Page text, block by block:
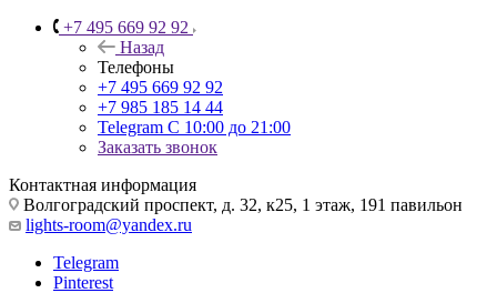
+7 495 669 92 92
Назад
Телефоны
+7 495 669 92 92
+7 985 185 14 44
Telegram С 10:00 до 21:00
Заказать звонок
Контактная информация
Волгоградский проспект, д. 32, к25, 1 этаж, 191 павильон
lights-room@yandex.ru
Telegram
Pinterest